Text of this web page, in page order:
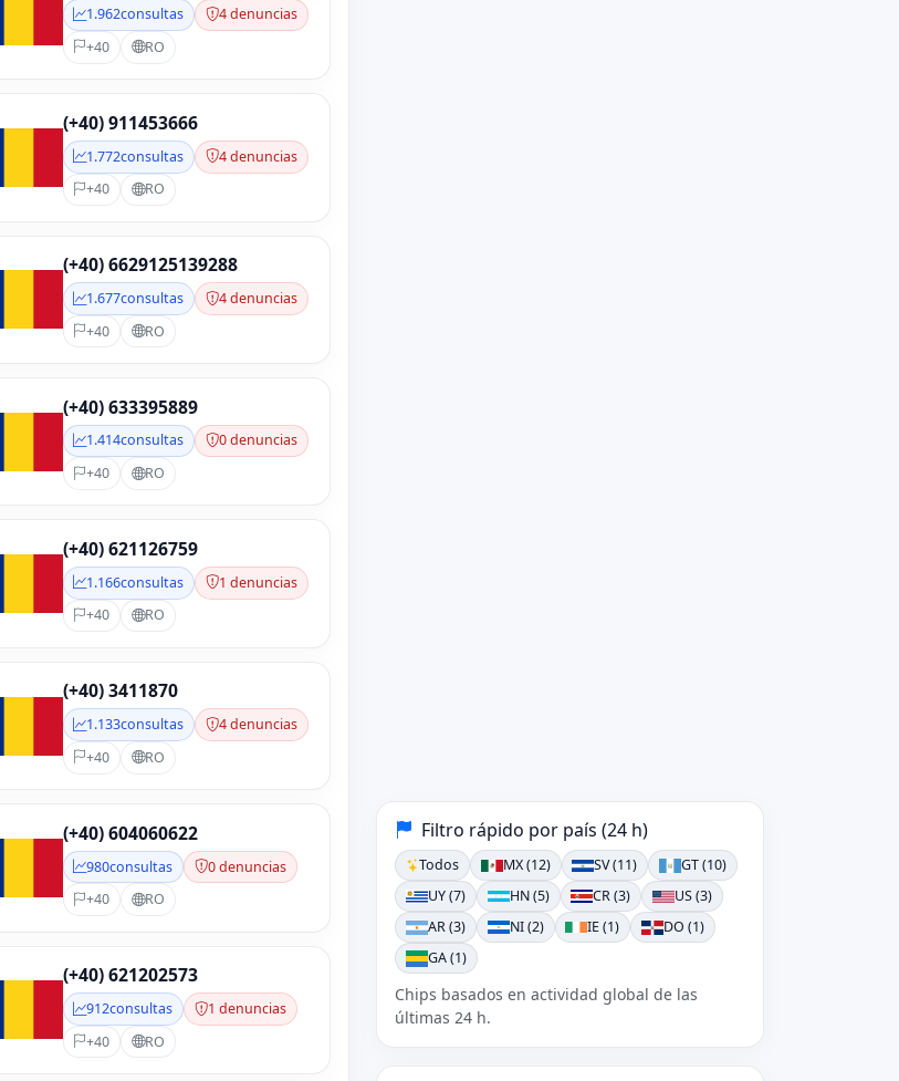
1.962consultas
4 denuncias
+40
RO
(+40) 911453666
1.772consultas
4 denuncias
+40
RO
(+40) 6629125139288
1.677consultas
4 denuncias
+40
RO
(+40) 633395889
1.414consultas
0 denuncias
+40
RO
(+40) 621126759
1.166consultas
1 denuncias
+40
RO
(+40) 3411870
1.133consultas
4 denuncias
+40
RO
(+40) 604060622
980consultas
0 denuncias
+40
RO
(+40) 621202573
912consultas
1 denuncias
+40
RO
Filtro rápido por país (24 h)
Todos MX (12) SV (11)
GT (10)
UY (7)
HN (5) CR (3)
US (3)
AR (3)
NI (2) IE (1)
DO (1)
GA (1)
Chips basados en actividad global de las
últimas 24 h.